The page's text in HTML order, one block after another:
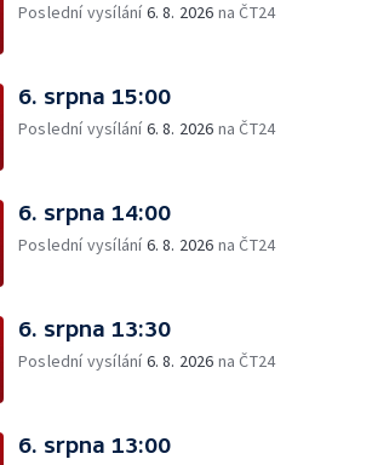
Poslední vysílání6. 8. 2026 na ČT24
6. srpna 15:00
Poslední vysílání6. 8. 2026 na ČT24
6. srpna 14:00
Poslední vysílání6. 8. 2026 na ČT24
6. srpna 13:30
Poslední vysílání6. 8. 2026 na ČT24
6. srpna 13:00